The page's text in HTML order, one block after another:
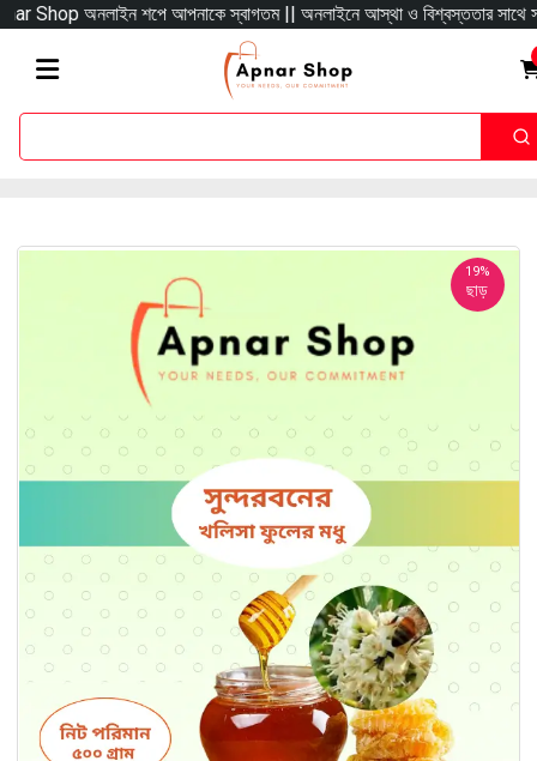
অনলাইন শপে আপনাকে স্বাগতম || অনলাইনে আস্থা ও বিশ্বস্ততার সাথে সারা
19%
ছাড়